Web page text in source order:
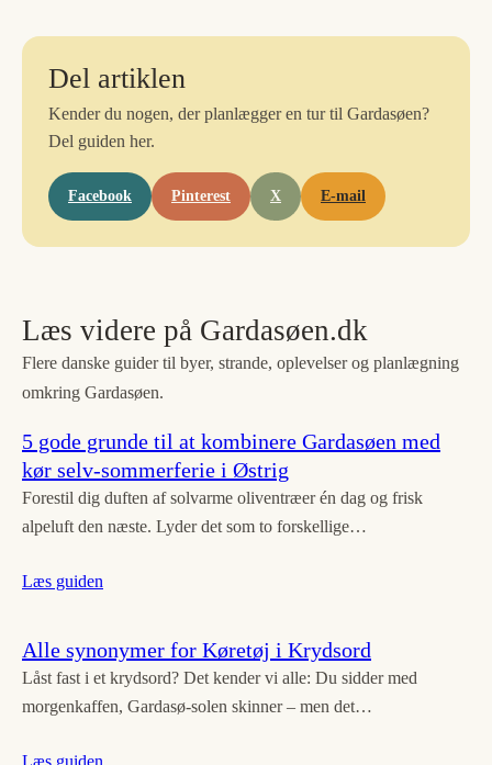
Del artiklen
Kender du nogen, der planlægger en tur til Gardasøen?
Del guiden her.
Facebook Pinterest X E-mail
Læs videre på Gardasøen.dk
Flere danske guider til byer, strande, oplevelser og planlægning
omkring Gardasøen.
5 gode grunde til at kombinere Gardasøen med
kør selv-sommerferie i Østrig
Forestil dig duften af solvarme oliventræer én dag og frisk
alpeluft den næste. Lyder det som to forskellige…
Læs guiden
Alle synonymer for Køretøj i Krydsord
Låst fast i et krydsord? Det kender vi alle: Du sidder med
morgenkaffen, Gardasø-solen skinner – men det…